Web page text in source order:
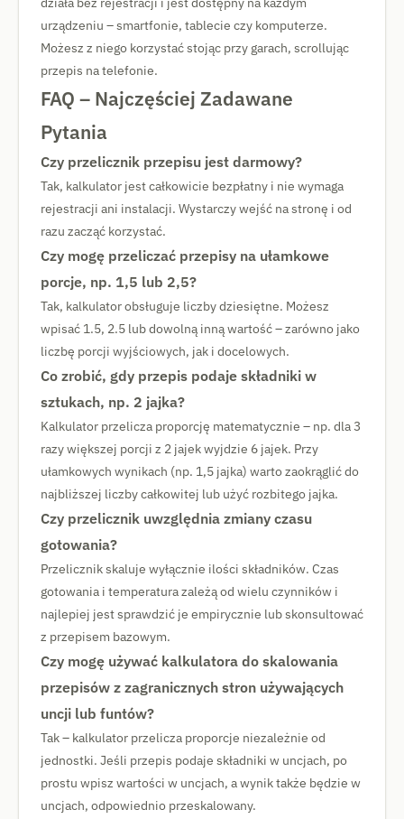
urządzeniu – smartfonie, tablecie czy komputerze.
Możesz z niego korzystać stojąc przy garach, scrollując
przepis na telefonie.
FAQ – Najczęściej Zadawane
Pytania
Czy przelicznik przepisu jest darmowy?
Tak, kalkulator jest całkowicie bezpłatny i nie wymaga
rejestracji ani instalacji. Wystarczy wejść na stronę i od
razu zacząć korzystać.
Czy mogę przeliczać przepisy na ułamkowe
porcje, np. 1,5 lub 2,5?
Tak, kalkulator obsługuje liczby dziesiętne. Możesz
wpisać 1.5, 2.5 lub dowolną inną wartość – zarówno jako
liczbę porcji wyjściowych, jak i docelowych.
Co zrobić, gdy przepis podaje składniki w
sztukach, np. 2 jajka?
Kalkulator przelicza proporcję matematycznie – np. dla 3
razy większej porcji z 2 jajek wyjdzie 6 jajek. Przy
ułamkowych wynikach (np. 1,5 jajka) warto zaokrąglić do
najbliższej liczby całkowitej lub użyć rozbitego jajka.
Czy przelicznik uwzględnia zmiany czasu
gotowania?
Przelicznik skaluje wyłącznie ilości składników. Czas
gotowania i temperatura zależą od wielu czynników i
najlepiej jest sprawdzić je empirycznie lub skonsultować
z przepisem bazowym.
Czy mogę używać kalkulatora do skalowania
przepisów z zagranicznych stron używających
uncji lub funtów?
Tak – kalkulator przelicza proporcje niezależnie od
jednostki. Jeśli przepis podaje składniki w uncjach, po
prostu wpisz wartości w uncjach, a wynik także będzie w
uncjach, odpowiednio przeskalowany.